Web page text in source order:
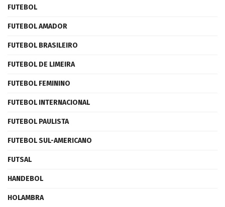
FUTEBOL
FUTEBOL AMADOR
FUTEBOL BRASILEIRO
FUTEBOL DE LIMEIRA
FUTEBOL FEMININO
FUTEBOL INTERNACIONAL
FUTEBOL PAULISTA
FUTEBOL SUL-AMERICANO
FUTSAL
HANDEBOL
HOLAMBRA